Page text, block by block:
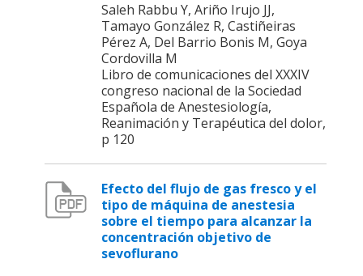
Saleh Rabbu Y, Ariño Irujo JJ,
Tamayo González R, Castiñeiras
Pérez A, Del Barrio Bonis M, Goya
Cordovilla M
Libro de comunicaciones del XXXIV
congreso nacional de la Sociedad
Española de Anestesiología,
Reanimación y Terapéutica del dolor,
p 120
Efecto del flujo de gas fresco y el
tipo de máquina de anestesia
sobre el tiempo para alcanzar la
concentración objetivo de
sevoflurano